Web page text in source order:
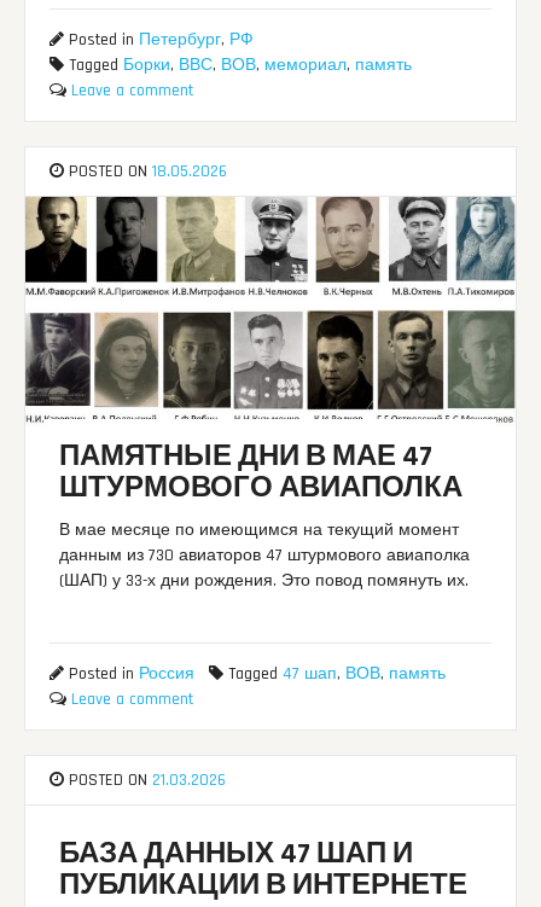
Posted in Петербург, РФ
Tagged Борки, ВВС, ВОВ, мемориал, память
Leave a comment
POSTED ON18.05.2026
ПАМЯТНЫЕ ДНИ В МАЕ 47
ШТУРМОВОГО АВИАПОЛКА
В мае месяце по имеющимся на текущий момент
данным из 730 авиаторов 47 штурмового авиаполка
(ШАП) у 33-х дни рождения. Это повод помянуть их.
Posted in Россия Tagged47 шап, ВОВ, память
Leave a comment
POSTED ON 21.03.2026
БАЗА ДАННЫХ 47 ШАП И
ПУБЛИКАЦИИ В ИНТЕРНЕТЕ